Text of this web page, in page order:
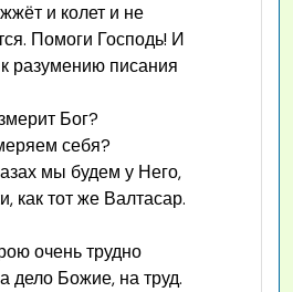
и колет и не
Помоги Господь! И
разумению писания
Бог?
себя?
мы будем у Него,
как тот же Валтасар.
очень трудно
дело Божие, на труд.